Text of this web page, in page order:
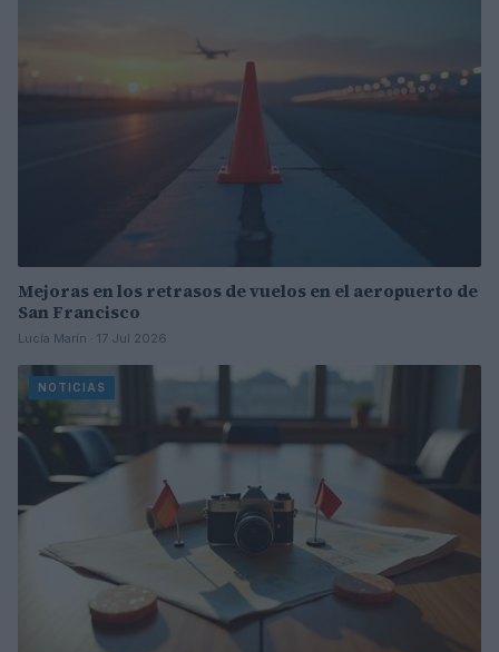
Mejoras en los retrasos de vuelos en el aeropuerto de
San Francisco
Lucía Marín · 17 Jul 2026
NOTICIAS